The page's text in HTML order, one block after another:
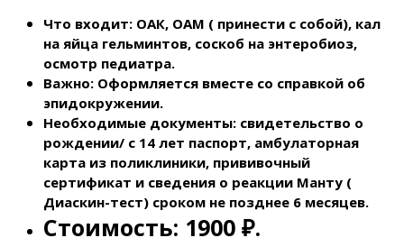
Что входит: ОАК, ОАМ ( принести с собой), кал
на яйца гельминтов, соскоб на энтеробиоз,
осмотр педиатра.
Важно: Оформляется вместе со справкой об
эпидокружении.
Необходимые документы: свидетельство о
рождении/ с 14 лет паспорт, амбулаторная
карта из поликлиники, прививочный
сертификат и сведения о реакции Манту (
Диаскин-тест) сроком не позднее 6 месяцев.
Стоимость: 1900 ₽.